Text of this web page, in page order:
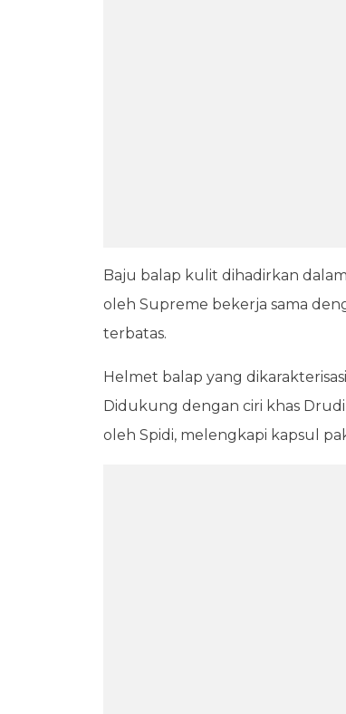
Baju balap kulit dihadirkan
oleh Supreme bekerja sama
terbatas.
Helmet balap yang
Didukung dengan ciri khas
oleh Spidi, melengkapi kapsul